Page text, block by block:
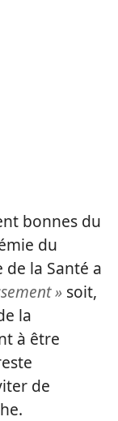
bonnes du
du
la Santé a
» soit,
la
à être
de